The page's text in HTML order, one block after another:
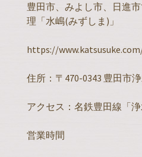
豊田市、みよし市、日進
理「水嶋(みずしま)」
https://
住所：〒470-0343 豊田市
アクセス：名鉄豊田線「
営業時間